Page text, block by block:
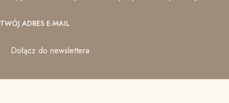
TWÓJ ADRES E-MAIL
Dołącz do newslettera